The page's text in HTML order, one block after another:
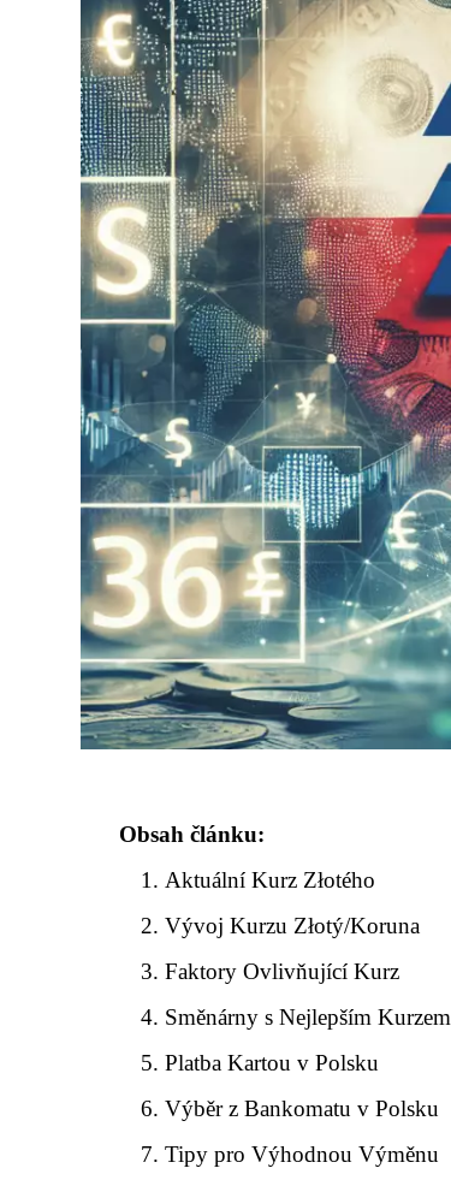
Obsah článku:
Aktuální Kurz Złotého
Vývoj Kurzu Złotý/Koruna
Faktory Ovlivňující Kurz
Směnárny s Nejlepším Kurzem
Platba Kartou v Polsku
Výběr z Bankomatu v Polsku
Tipy pro Výhodnou Výměnu